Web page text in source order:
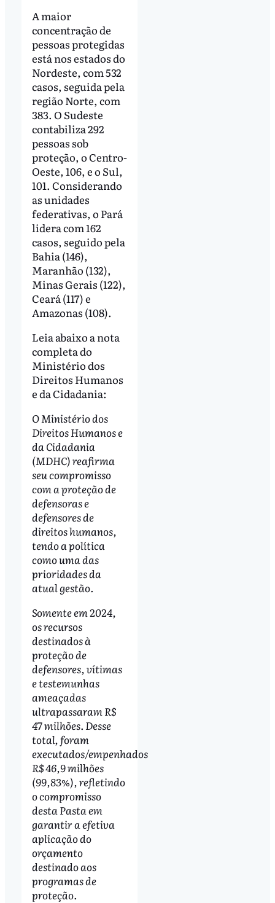
A maior
concentração de
pessoas protegidas
está nos estados do
Nordeste, com 532
casos, seguida pela
região Norte, com
383. O Sudeste
contabiliza 292
pessoas sob
proteção, o Centro-
Oeste, 106, e o Sul,
101. Considerando
as unidades
federativas, o Pará
lidera com 162
casos, seguido pela
Bahia (146),
Maranhão (132),
Minas Gerais (122),
Ceará (117) e
Amazonas (108).
Leia abaixo a nota
completa do
Ministério dos
Direitos Humanos
e da Cidadania:
O Ministério dos
Direitos Humanos e
da Cidadania
(MDHC) reafirma
seu compromisso
com a proteção de
defensoras e
defensores de
direitos humanos,
tendo a política
como uma das
prioridades da
atual gestão.
Somente em 2024,
os recursos
destinados à
proteção de
defensores, vítimas
e testemunhas
ameaçadas
ultrapassaram R$
47 milhões. Desse
total, foram
executados/empenhados
R$ 46,9 milhões
(99,83%), refletindo
o compromisso
desta Pasta em
garantir a efetiva
aplicação do
orçamento
destinado aos
programas de
proteção.